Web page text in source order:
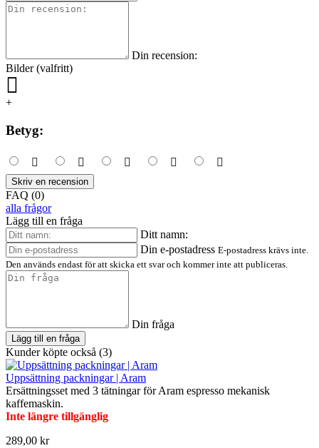
Din recension:
Bilder (valfritt)
+
Betyg:
Skriv en recension
FAQ (0)
alla frågor
Lägg till en fråga
Ditt namn:
Din e-postadress E-postadress krävs inte.
Den används endast för att skicka ett svar och kommer inte att publiceras.
Din fråga
Lägg till en fråga
Kunder köpte också (3)
Uppsättning packningar | Aram
Ersättningsset med 3 tätningar för Aram espresso mekanisk
kaffemaskin.
Inte längre tillgänglig
289,00 kr